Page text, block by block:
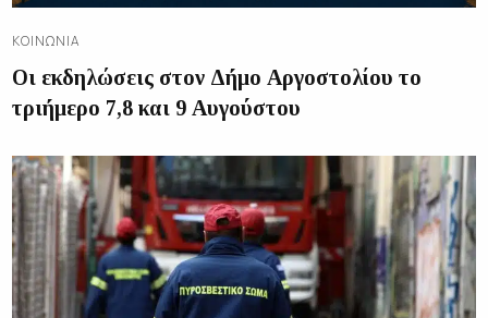
ΚΟΙΝΩΝΊΑ
Οι εκδηλώσεις στον Δήμο Αργοστολίου το
τριήμερο 7,8 και 9 Αυγούστου